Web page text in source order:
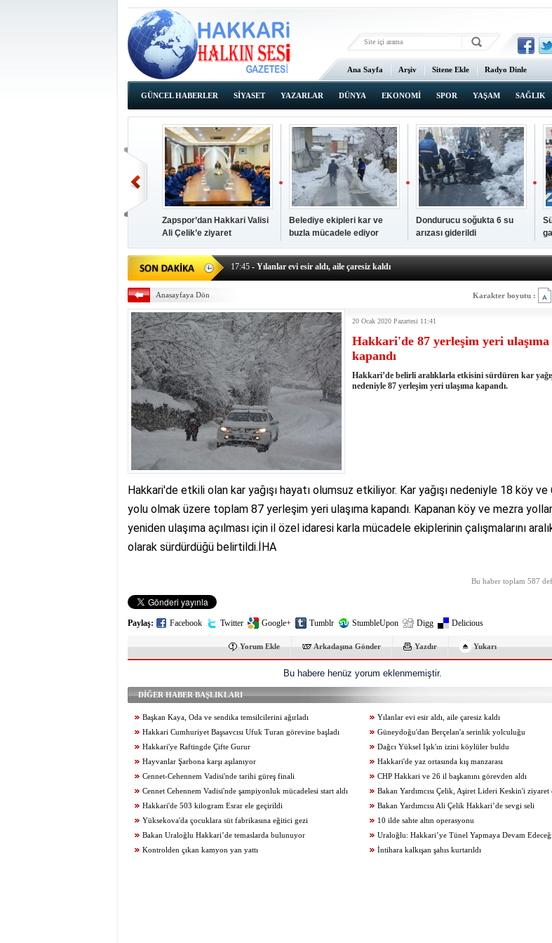
Ana Sayfa Arşiv Sitene Ekle Radyo Dinle
GÜNCEL HABERLER SİYASET YAZARLAR DÜNYA EKONOMİ SPOR YAŞAM SAĞLIK
Zapspor’dan Hakkari Valisi
Ali Çelik’e ziyaret
Belediye ekipleri kar ve
buzla mücadele ediyor
Dondurucu soğukta 6 su
arızası giderildi
17:45 - Yılanlar evi esir aldı, aile çaresiz kaldı
17:43- Hakkari Cumhuriyet Başsavcısı Ufuk Turan görevine başladı
17:37- Başkan Büyüksu: Gençlerimiz için geleceğe yatırım yapıyoruz
17:35- Hakkari'ye Raftingde Çifte Gurur
17:32- Dağcı Yüksel Işık'ın izini köylüler buldu
17:30- Hayvanlar Şarbona karşı aşılanıyor
17:27- Hakkari'de yaz ortasında kış manzarası
19:22- Cennet-Cehennem Vadisi'nde tarihi güreş finali
19:19- CHP Hakkari ve 26 il başkanını görevden aldı
19:17- Cennet Cehennem Vadisi'nde şampiyonluk mücadelesi start aldı
19:13- Bakan Yardımcısı Çelik, Aşiret Lideri Keskin'i ziyaret etti
19:10- Hakkari'de 503 kilogram Esrar ele geçirildi
Anasayfaya Dön Karakter boyutu :
20 Ocak 2020 Pazartesi 11:41
Hakkari'de 87 yerleşim yeri ulaşıma
kapandı
Hakkari’de belirli aralıklarla etkisini sürdüren kar
nedeniyle 87 yerleşim yeri ulaşıma kapandı.
Hakkari'de etkili olan kar yağışı hayatı olumsuz etkiliyor. Kar yağışı nedeniyle 18 köy
yolu olmak üzere toplam 87 yerleşim yeri ulaşıma kapandı. Kapanan köy ve mezra
yeniden ulaşıma açılması için il özel idaresi karla mücadele ekiplerinin çalışmalarını
olarak sürdürdüğü belirtildi.İHA
Bu haber toplam 587
Paylaş: Facebook Twitter Google+ Tumblr StumbleUpon Digg Delicious
Yorum Ekle Arkadaşına Gönder Yazdır Yukarı
Bu habere henüz yorum eklenmemiştir.
DİĞER HABER BAŞLIKLARI
Başkan Kaya, Oda ve sendika temsilcilerini ağırladı
Yılanlar evi esir aldı, aile çaresiz kaldı
Hakkari Cumhuriyet Başsavcısı Ufuk Turan görevine başladı
Güneydoğu'dan Berçelan'a serinlik yolculuğu
Hakkari'ye Raftingde Çifte Gurur
Dağcı Yüksel Işık'ın izini köylüler buldu
Hayvanlar Şarbona karşı aşılanıyor
Hakkari'de yaz ortasında kış manzarası
Cennet-Cehennem Vadisi'nde tarihi güreş finali
CHP Hakkari ve 26 il başkanını görevden aldı
Cennet Cehennem Vadisi'nde şampiyonluk mücadelesi start aldı
Bakan Yardımcısı Çelik, Aşiret Lideri Keskin'i ziyaret
Hakkari'de 503 kilogram Esrar ele geçirildi
Bakan Yardımcısı Ali Çelik Hakkari’de sevgi seli
Yüksekova'da çocuklara süt fabrikasına eğitici gezi
10 ilde sahte altın operasyonu
Bakan Uraloğlu Hakkari’de temaslarda bulunuyor
Uraloğlu: Hakkari’ye Tünel Yapmaya Devam
Kontrolden çıkan kamyon yan yattı
İntihara kalkışan şahıs kurtarıldı